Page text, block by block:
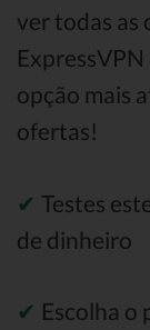
ver todas as
opção mais
ofertas!
✔ Testes
de dinheiro
✔ Escolha o